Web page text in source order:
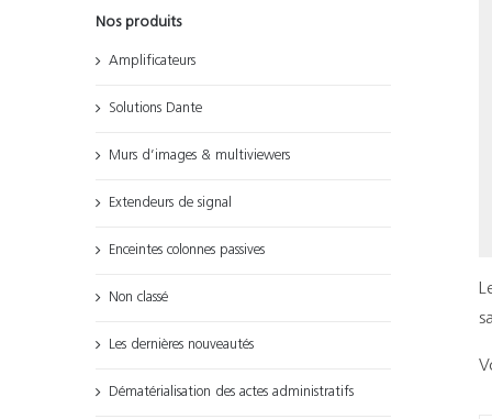
Nos produits
Amplificateurs
Solutions Dante
Murs d’images & multiviewers
Extendeurs de signal
Enceintes colonnes passives
Non classé
Les dernières nouveautés
Dématérialisation des actes administratifs